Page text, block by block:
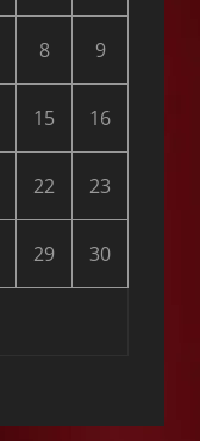
8 9
15 16
22 23
29 30